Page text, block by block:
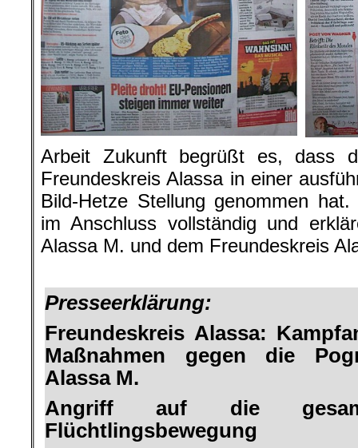
Arbeit Zukunft begrüßt es, dass
Freundeskreis Alassa in einer
Bild-Hetze Stellung genommen
im Anschluss vollständig und
Alassa M. und dem Freundeskreis
Presseerklärung:
Freundeskreis Alassa:
Maßnahmen gegen die
Alassa M.
Angriff auf die
Flüchtlingsbewegung